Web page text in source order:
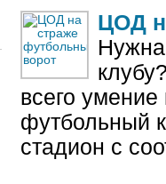
ЦОД
всего
футбольный
стадион с